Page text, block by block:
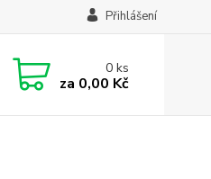
Přihlášení
0ks
za 0,00 Kč